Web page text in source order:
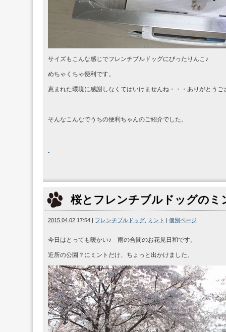
サイズもこんな感じでフレンチブルドッグにぴったりんこ♪
めちゃくちゃ便利です。
恵まれた環境に感謝しなくてはいけませんね・・・ありがとうご
そんなこんなでうちの便利ちゃんのご紹介でした。
桜とフレンチブルドッグのミ
2015.04.02 17:54 | フレンチブルドッグ ミント | 個別ページ
今日はとっても暖かい♪ 雨の合間のお花見日和です。
近所の公園？にミントだけ、ちょっと出かけました。